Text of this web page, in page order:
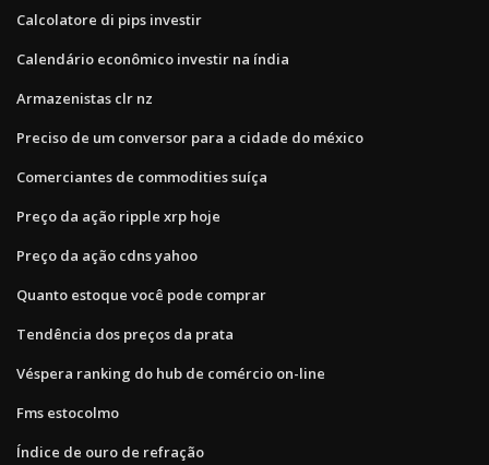
Calcolatore di pips investir
Calendário econômico investir na índia
Armazenistas clr nz
Preciso de um conversor para a cidade do méxico
Comerciantes de commodities suíça
Preço da ação ripple xrp hoje
Preço da ação cdns yahoo
Quanto estoque você pode comprar
Tendência dos preços da prata
Véspera ranking do hub de comércio on-line
Fms estocolmo
Índice de ouro de refração